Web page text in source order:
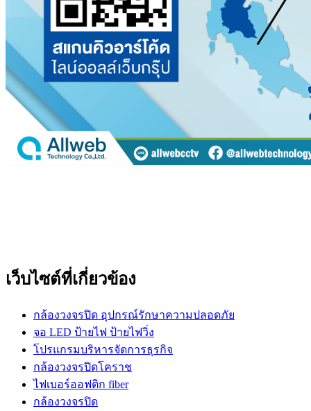
เว็บไซต์ที่เกี่ยวข้อง
กล้องวงจรปิด อุปกรณ์รักษาความปลอดภัย
จอ LED ป้ายไฟ ป้ายไฟวิ่ง
โปรแกรมบริหารจัดการธุรกิจ
กล้องวงจรปิดโคราช
ไฟเบอร์ออฟติก fiber
กล้องวงจรปิด